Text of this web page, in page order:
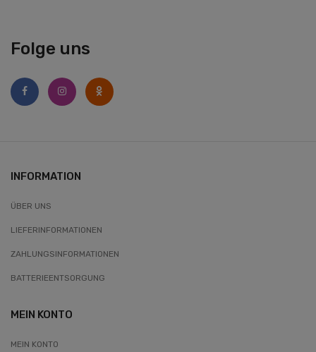
Folge uns
INFORMATION
ÜBER UNS
LIEFERINFORMATIONEN
ZAHLUNGSINFORMATIONEN
BATTERIEENTSORGUNG
MEIN KONTO
MEIN KONTO